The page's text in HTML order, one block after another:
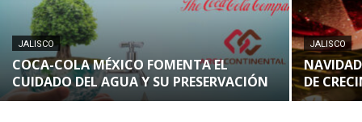
JALISCO
COCA-COLA MÉXICO FOMENTA EL
CUIDADO DEL AGUA Y SU PRESERVACIÓN
JALISCO
DE